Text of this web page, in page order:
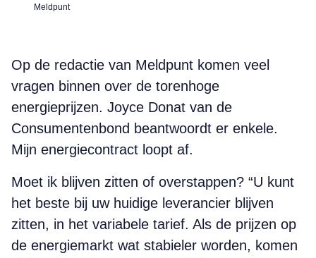
Meldpunt
Op de redactie van Meldpunt komen veel
vragen binnen over de torenhoge
energieprijzen. Joyce Donat van de
Consumentenbond beantwoordt er enkele.
Mijn energiecontract loopt af.
Moet ik blijven zitten of overstappen? “U kunt
het beste bij uw huidige leverancier blijven
zitten, in het variabele tarief. Als de prijzen op
de energiemarkt wat stabieler worden, komen